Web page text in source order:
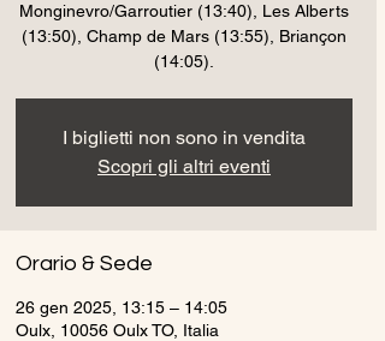
Monginevro/Garroutier (13:40), Les Alberts
(13:50), Champ de Mars (13:55), Briançon
(14:05).
I biglietti non sono in vendita
Scopri gli altri eventi
Orario & Sede
26 gen 2025, 13:15 – 14:05
Oulx, 10056 Oulx TO, Italia